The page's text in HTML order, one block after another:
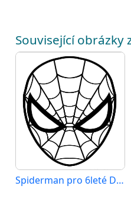
Související obrázky
Spiderman pro 6leté Děti